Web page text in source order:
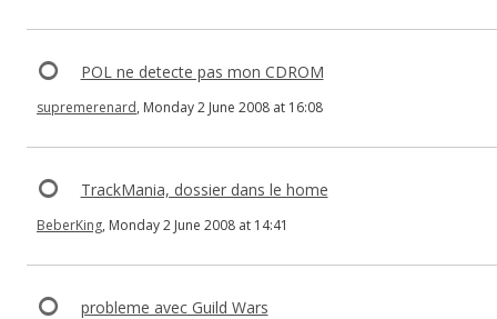
POL ne detecte pas mon CDROM
supremerenard, Monday 2 June 2008 at 16:08
TrackMania, dossier dans le home
BeberKing, Monday 2 June 2008 at 14:41
probleme avec Guild Wars